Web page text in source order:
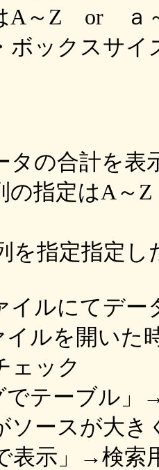
A～Z or ａ
ボックスサ
タの合計を
の指定はA
指定指定し
イルにてデー
ルを開いた
ェック
でテーブル
ソースが大き
で表示」→検